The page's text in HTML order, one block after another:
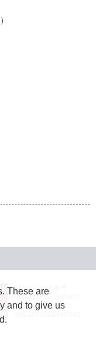
JASRAC許諾番号：
9024936001Y45037
JASRAC許諾番号：
These are
and to give us